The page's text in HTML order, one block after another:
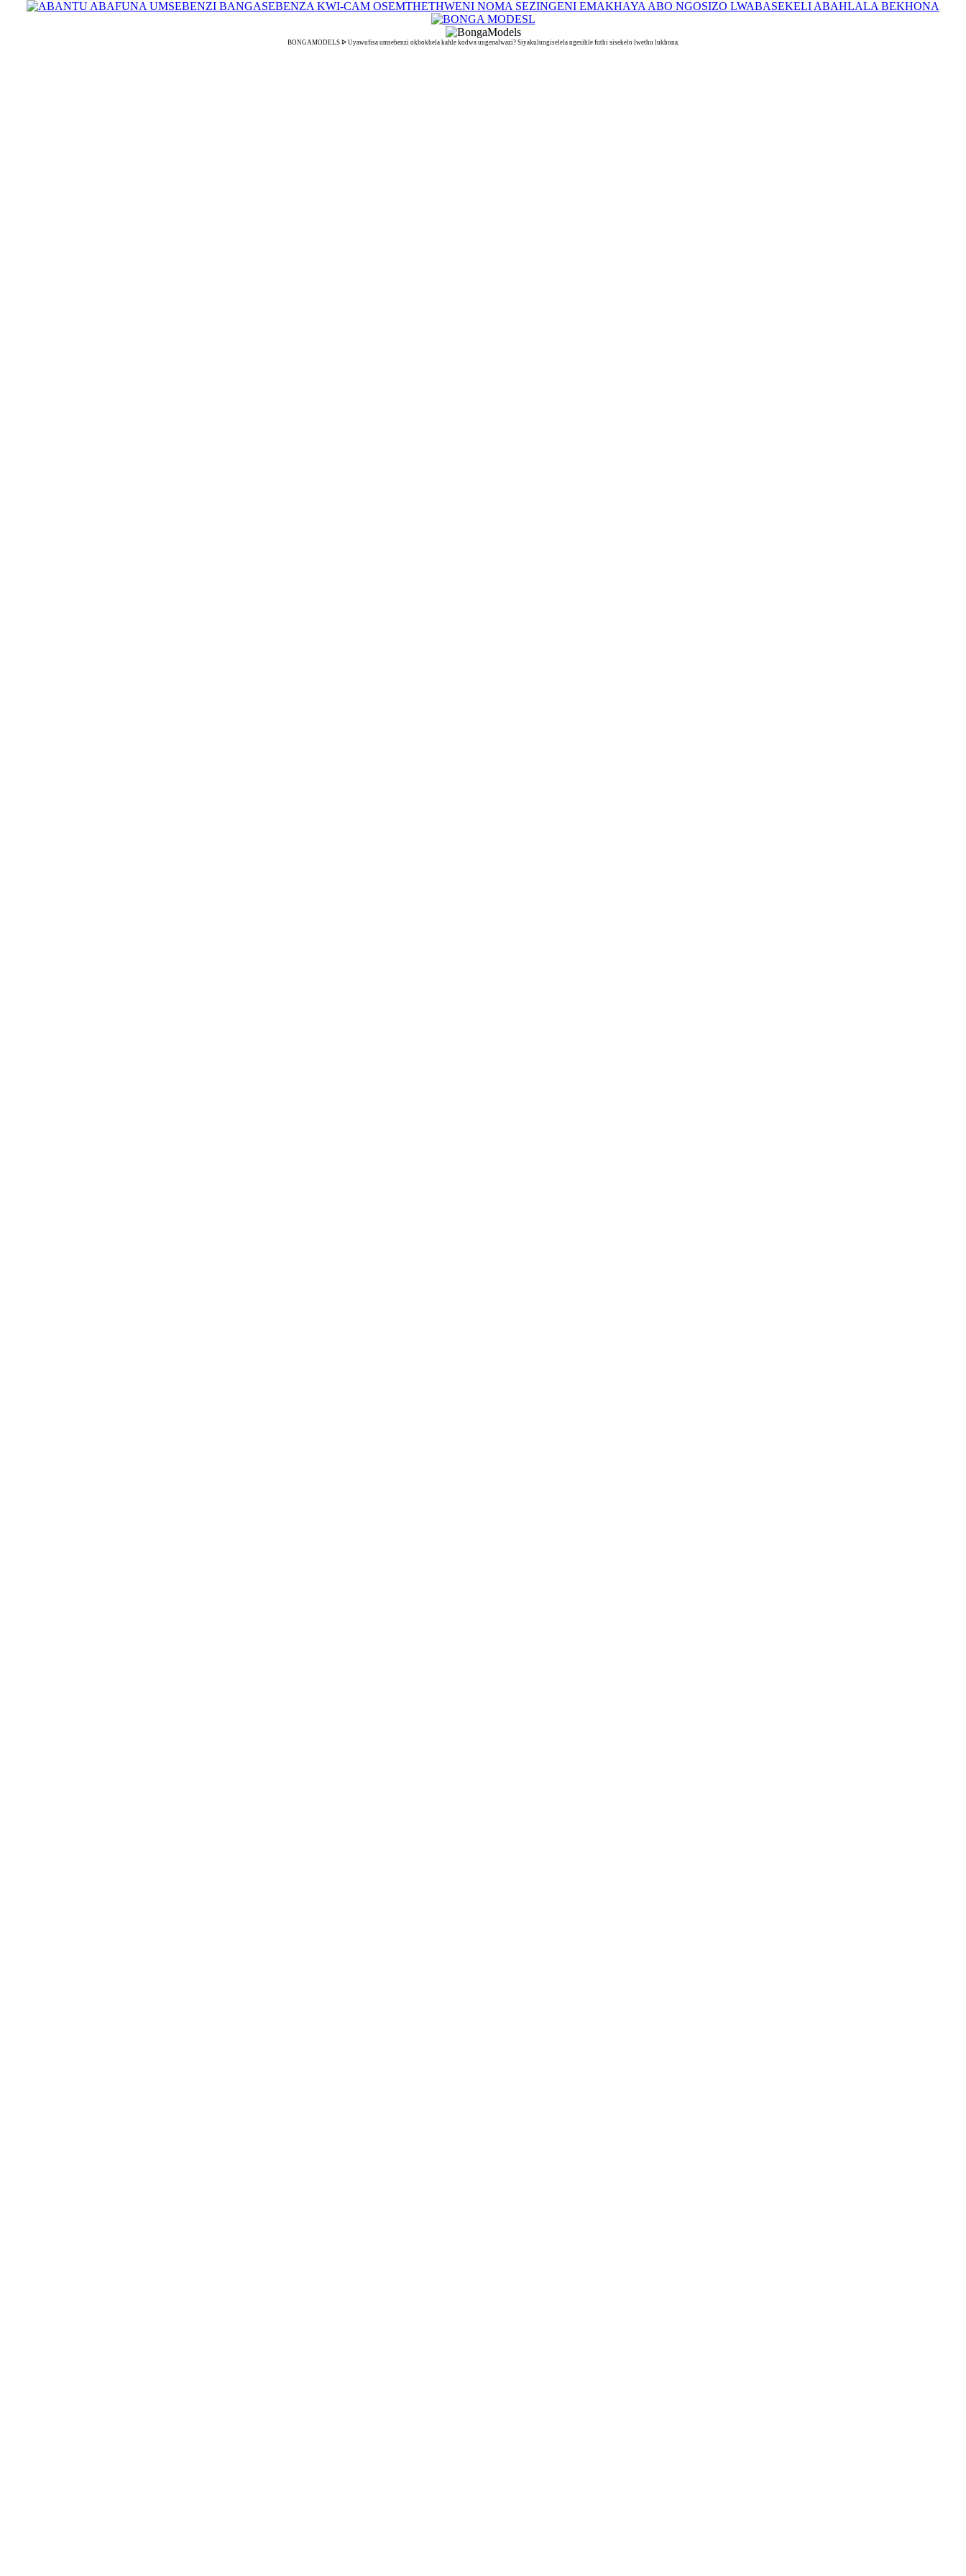
BONGAMODELS ᐉ Uyawufisa umsebenzi okhokhela kahle kodwa ungenalwazi? Siyakulungiselela ngesihle futhi sisekelo lwethu lukhona.